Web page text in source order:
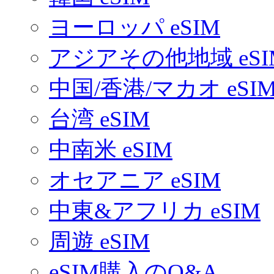
ヨーロッパ eSIM
アジアその他地域
中国/香港/マカオ
台湾 eSIM
中南米 eSIM
オセアニア eSIM
中東&アフリカ eSIM
周遊 eSIM